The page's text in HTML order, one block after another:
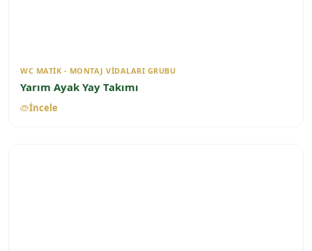
WC MATIK - MONTAJ VIDALARI GRUBU
Yarım Ayak Yay Takımı
İncele